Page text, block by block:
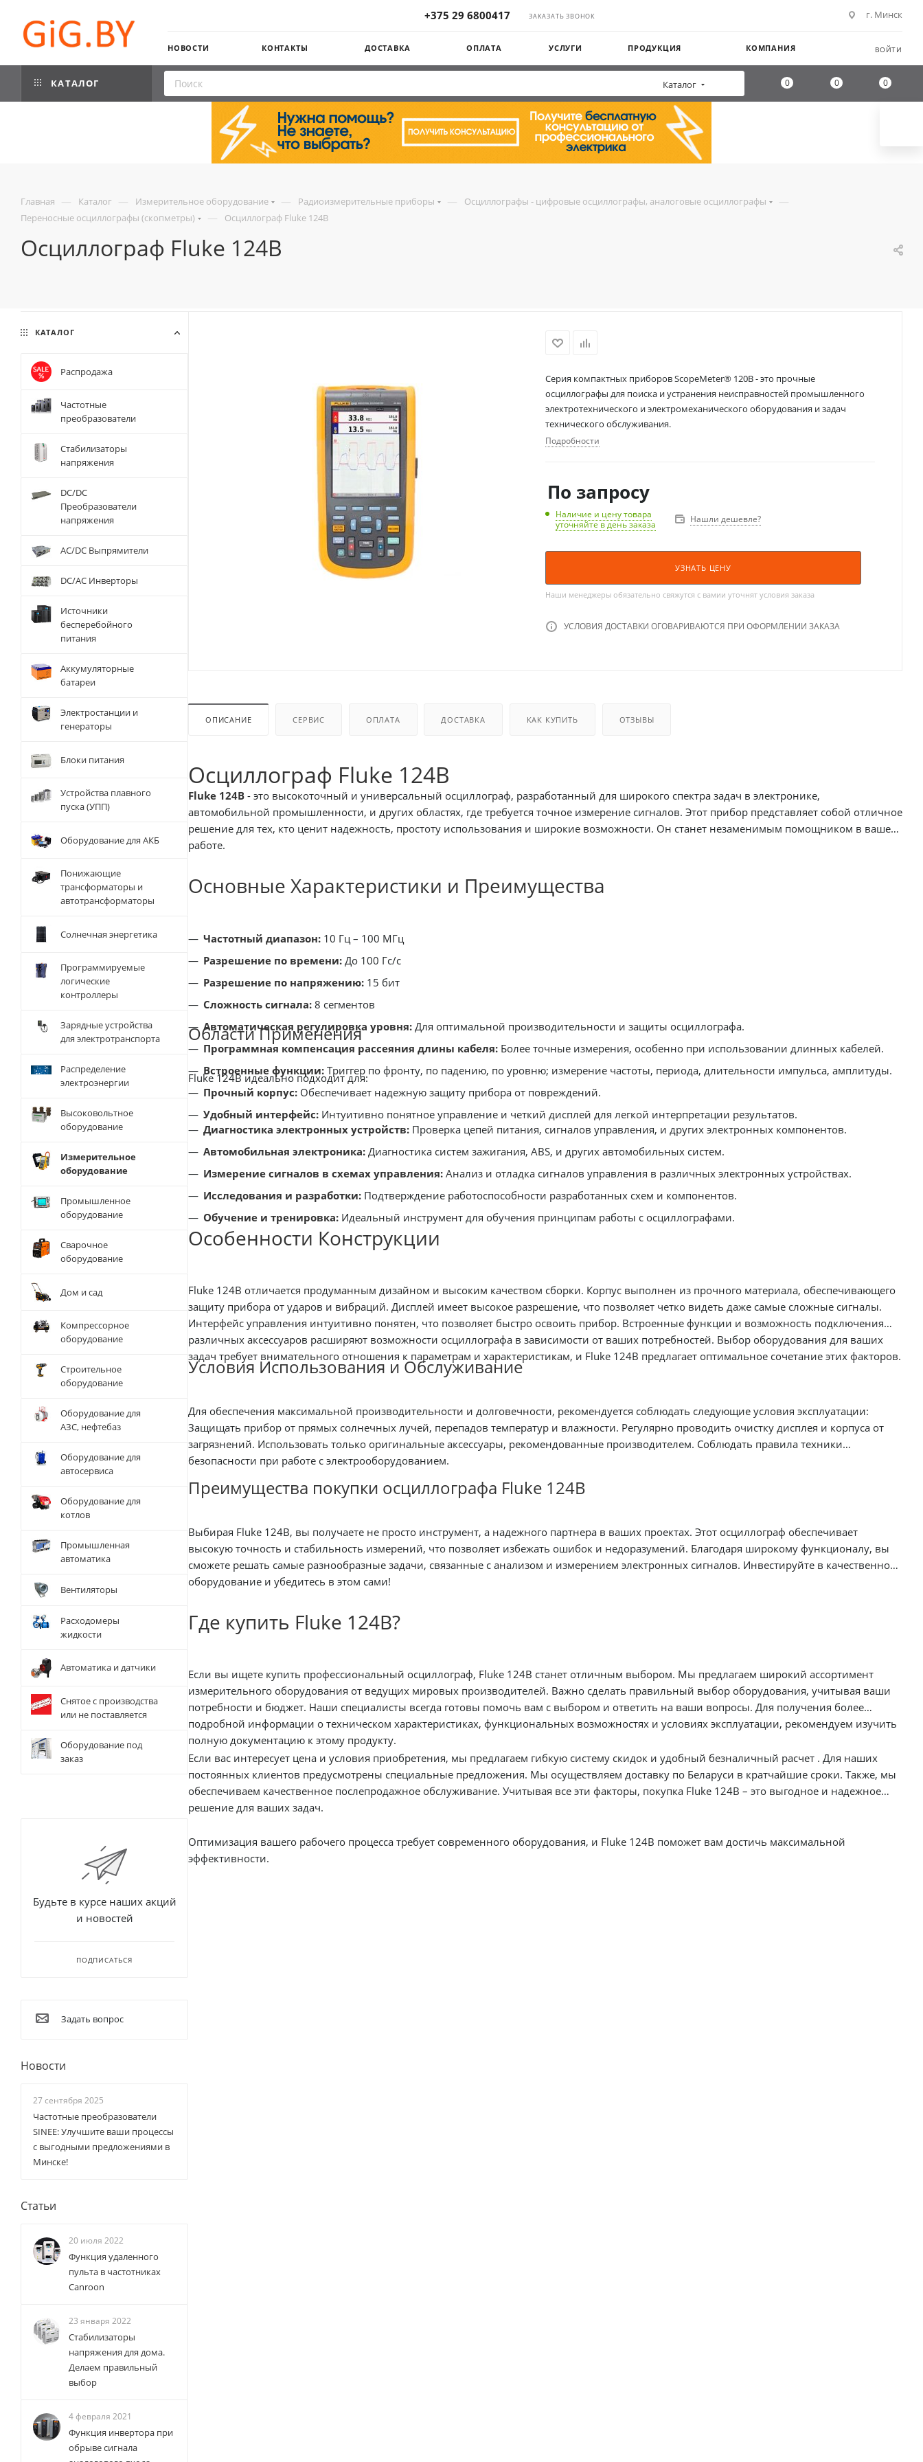
+375 29 6800417 ЗАКАЗАТЬ ЗВОНОК г. Минск
НОВОСТИ КОНТАКТЫ ДОСТАВКА ОПЛАТА УСЛУГИ ПРОДУКЦИЯ КОМПАНИЯ ВОЙТИ
КАТАЛОГ Каталог 0 0 0
Главная — Каталог — Измерительное оборудование — Радиоизмерительные приборы — Осциллографы - цифровые осциллографы, аналоговые осциллографы —
Переносные осциллографы (скопметры) — Осциллограф Fluke 124B
Осциллограф Fluke 124B
Серия компактных приборов ScopeMeter® 120B - это прочные
осциллографы для поиска и устранения неисправностей промышленного
электротехнического и электромеханического оборудования и задач
технического обслуживания.
Подробности
По запросу
Наличие и цену товара
уточняйте в день заказа
Нашли дешевле?
УЗНАТЬ ЦЕНУ
Наши менеджеры обязательно свяжутся с вамии уточнят условия заказа
УСЛОВИЯ ДОСТАВКИ ОГОВАРИВАЮТСЯ ПРИ ОФОРМЛЕНИИ ЗАКАЗА
ОПИСАНИЕ СЕРВИС ОПЛАТА ДОСТАВКА КАК КУПИТЬ ОТЗЫВЫ
Осциллограф Fluke 124B
Fluke 124B - это высокоточный и универсальный осциллограф, разработанный для широкого спектра задач в электронике,
автомобильной промышленности, и других областях, где требуется точное измерение сигналов. Этот прибор представляет собой отличное
решение для тех, кто ценит надежность, простоту использования и широкие возможности. Он станет незаменимым помощником в вашей
работе.
Основные Характеристики и Преимущества
Частотный диапазон: 10 Гц – 100 МГц
Разрешение по времени: До 100 Гс/с
Разрешение по напряжению: 15 бит
Сложность сигнала: 8 сегментов
Автоматическая регулировка уровня: Для оптимальной производительности и защиты осциллографа.
Программная компенсация рассеяния длины кабеля: Более точные измерения, особенно при использовании длинных кабелей.
Встроенные функции: Триггер по фронту, по падению, по уровню; измерение частоты, периода, длительности импульса, амплитуды.
Прочный корпус: Обеспечивает надежную защиту прибора от повреждений.
Удобный интерфейс: Интуитивно понятное управление и четкий дисплей для легкой интерпретации результатов.
Области Применения
Fluke 124B идеально подходит для:
Диагностика электронных устройств: Проверка цепей питания, сигналов управления, и других электронных компонентов.
Автомобильная электроника: Диагностика систем зажигания, ABS, и других автомобильных систем.
Измерение сигналов в схемах управления: Анализ и отладка сигналов управления в различных электронных устройствах.
Исследования и разработки: Подтверждение работоспособности разработанных схем и компонентов.
Обучение и тренировка: Идеальный инструмент для обучения принципам работы с осциллографами.
Особенности Конструкции
Fluke 124B отличается продуманным дизайном и высоким качеством сборки. Корпус выполнен из прочного материала, обеспечивающего
защиту прибора от ударов и вибраций. Дисплей имеет высокое разрешение, что позволяет четко видеть даже самые сложные сигналы.
Интерфейс управления интуитивно понятен, что позволяет быстро освоить прибор. Встроенные функции и возможность подключения
различных аксессуаров расширяют возможности осциллографа в зависимости от ваших потребностей. Выбор оборудования для ваших
задач требует внимательного отношения к параметрам и характеристикам, и Fluke 124B предлагает оптимальное сочетание этих факторов.
Условия Использования и Обслуживание
Для обеспечения максимальной производительности и долговечности, рекомендуется соблюдать следующие условия эксплуатации:
Защищать прибор от прямых солнечных лучей, перепадов температур и влажности. Регулярно проводить очистку дисплея и корпуса от
загрязнений. Использовать только оригинальные аксессуары, рекомендованные производителем. Соблюдать правила техники
безопасности при работе с электрооборудованием.
Преимущества покупки осциллографа Fluke 124B
Выбирая Fluke 124B, вы получаете не просто инструмент, а надежного партнера в ваших проектах. Этот осциллограф обеспечивает
высокую точность и стабильность измерений, что позволяет избежать ошибок и недоразумений. Благодаря широкому функционалу, вы
сможете решать самые разнообразные задачи, связанные с анализом и измерением электронных сигналов. Инвестируйте в качественное
оборудование и убедитесь в этом сами!
Где купить Fluke 124B?
Если вы ищете купить профессиональный осциллограф, Fluke 124B станет отличным выбором. Мы предлагаем широкий ассортимент
измерительного оборудования от ведущих мировых производителей. Важно сделать правильный выбор оборудования, учитывая ваши
потребности и бюджет. Наши специалисты всегда готовы помочь вам с выбором и ответить на ваши вопросы. Для получения более
подробной информации о техническом характеристиках, функциональных возможностях и условиях эксплуатации, рекомендуем изучить
полную документацию к этому продукту.
Если вас интересует цена и условия приобретения, мы предлагаем гибкую систему скидок и удобный безналичный расчет . Для наших
постоянных клиентов предусмотрены специальные предложения. Мы осуществляем доставку по Беларуси в кратчайшие сроки. Также, мы
обеспечиваем качественное послепродажное обслуживание. Учитывая все эти факторы, покупка Fluke 124B – это выгодное и надежное
решение для ваших задач.
Оптимизация вашего рабочего процесса требует современного оборудования, и Fluke 124B поможет вам достичь максимальной
эффективности.
КАТАЛОГ
Распродажа
Частотные
преобразователи
Стабилизаторы
напряжения
DC/DC
Преобразователи
напряжения
AC/DC Выпрямители
DC/AC Инверторы
Источники
бесперебойного
питания
Аккумуляторные
батареи
Электростанции и
генераторы
Блоки питания
Устройства плавного
пуска (УПП)
Оборудование для АКБ
Понижающие
трансформаторы и
автотрансформаторы
Солнечная энергетика
Программируемые
логические
контроллеры
Зарядные устройства
для электротранспорта
Распределение
электроэнергии
Высоковольтное
оборудование
Измерительное
оборудование
Промышленное
оборудование
Сварочное
оборудование
Дом и сад
Компрессорное
оборудование
Строительное
оборудование
Оборудование для
АЗС, нефтебаз
Оборудование для
автосервиса
Оборудование для
котлов
Промышленная
автоматика
Вентиляторы
Расходомеры
жидкости
Автоматика и датчики
Снятое с производства
или не поставляется
Оборудование под
заказ
Будьте в курсе наших акций
и новостей
ПОДПИСАТЬСЯ
Задать вопрос
Новости
27 сентября 2025
Частотные преобразователи
SINEE: Улучшите ваши процессы
с выгодными предложениями в
Минске!
Статьи
20 июля 2022
Функция удаленного
пульта в частотниках
Canroon
23 января 2022
Стабилизаторы
напряжения для дома.
Делаем правильный
выбор
4 февраля 2021
Функция инвертора при
обрыве сигнала